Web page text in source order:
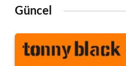
Güncel